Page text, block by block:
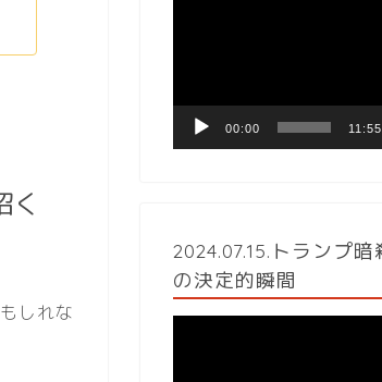
く
しれな
ヤ
00:00
2024.07.15.トランプ
の決定的瞬間